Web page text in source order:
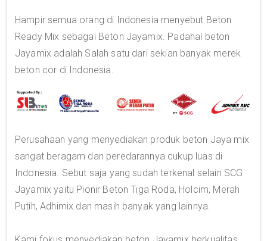
Hampir semua orang di Indonesia menyebut Beton
Ready Mix sebagai Beton Jayamix. Padahal beton
Jayamix adalah Salah satu dari sekian banyak merek
beton cor di Indonesia.
Perusahaan yang menyediakan produk beton Jaya mix
sangat beragam dan peredarannya cukup luas di
Indonesia. Sebut saja yang sudah terkenal selain SCG
Jayamix yaitu Pionir Beton Tiga Roda, Holcim, Merah
Putih, Adhimix dan masih banyak yang lainnya.